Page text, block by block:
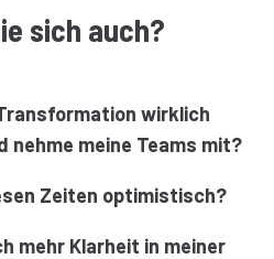
sich auch?
wirklich
nehme meine Teams mit?
Zeiten optimistisch?
mehr Klarheit in meiner